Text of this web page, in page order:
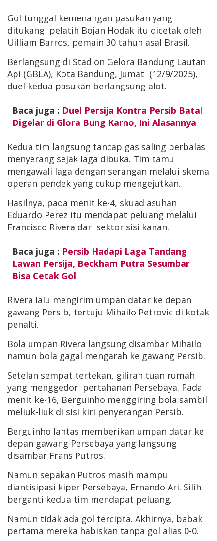
Gol tunggal kemenangan pasukan yang
ditukangi pelatih Bojan Hodak itu dicetak oleh
Uilliam Barros, pemain 30 tahun asal Brasil.
Berlangsung di Stadion Gelora Bandung Lautan
Api (GBLA), Kota Bandung, Jumat (12/9/2025),
duel kedua pasukan berlangsung alot.
Baca juga : Duel Persija Kontra Persib Batal
Digelar di Glora Bung Karno, Ini Alasannya
Kedua tim langsung tancap gas saling berbalas
menyerang sejak laga dibuka. Tim tamu
mengawali laga dengan serangan melalui skema
operan pendek yang cukup mengejutkan.
Hasilnya, pada menit ke-4, skuad asuhan
Eduardo Perez itu mendapat peluang melalui
Francisco Rivera dari sektor sisi kanan.
Baca juga : Persib Hadapi Laga Tandang
Lawan Persija, Beckham Putra Sesumbar
Bisa Cetak Gol
Rivera lalu mengirim umpan datar ke depan
gawang Persib, tertuju Mihailo Petrovic di kotak
penalti.
Bola umpan Rivera langsung disambar Mihailo
namun bola gagal mengarah ke gawang Persib.
Setelan sempat tertekan, giliran tuan rumah
yang menggedor pertahanan Persebaya. Pada
menit ke-16, Berguinho menggiring bola sambil
meliuk-liuk di sisi kiri penyerangan Persib.
Berguinho lantas memberikan umpan datar ke
depan gawang Persebaya yang langsung
disambar Frans Putros.
Namun sepakan Putros masih mampu
diantisipasi kiper Persebaya, Ernando Ari. Silih
berganti kedua tim mendapat peluang.
Namun tidak ada gol tercipta. Akhirnya, babak
pertama mereka habiskan tanpa gol alias 0-0.